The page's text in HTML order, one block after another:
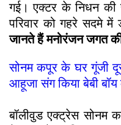
गई। एक्टर के निधन
परिवार को गहरे सदमे में
जानते हैं मनोरंजन जगत
सोनम कपूर के घर गूंजी
आहूजा संग किया बेबी बॉय
बॉलीवुड एक्ट्रेस सोनम